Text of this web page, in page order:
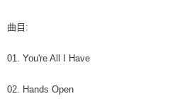
※ 交易是否成功請以「AFTEE先享後付 」之
１．透過由恩沛科技股份有限公司提供之「
付款後7-11取貨
每筆NT$90
曲目:
01. You're All I Have
02. Hands Open